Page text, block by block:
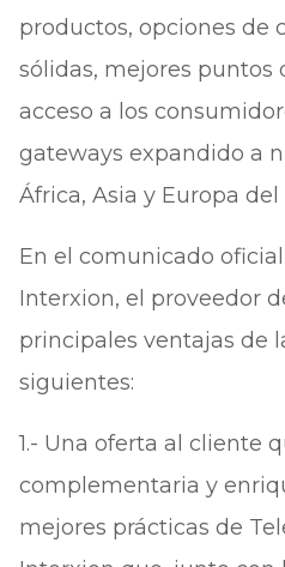
productos, opciones de
sólidas, mejores puntos
acceso a los
gateways expandido a
África, Asia y Europa del
En el comunicado
Interxion, el proveedor
principales ventajas de
siguientes:
1.- Una oferta al cliente
complementaria y
mejores prácticas de